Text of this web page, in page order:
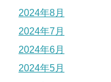
2024年8月
2024年7月
2024年6月
2024年5月